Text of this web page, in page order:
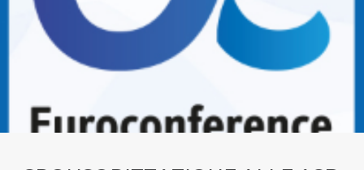
BANCARIO E FINANZIARIO
NEWS ED EVENTI